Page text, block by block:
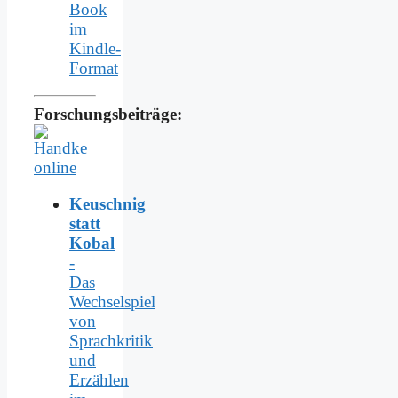
Book
im
Kindle-
Format
Forschungsbeiträge:
Keuschnig
statt
Kobal
-
Das
Wechselspiel
von
Sprachkritik
und
Erzählen